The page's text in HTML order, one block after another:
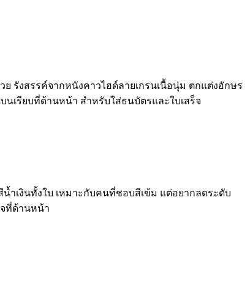
รังสรรค์จากหนังคาวไฮด์ลายเกรนเนื้อนุ่ม ตกแต่งอักษร
เรียบที่ด้านหน้า สำหรับใส่ธนบัตรและใบเสร็จ
ำเงินทั้งใบ เหมาะกับคนที่ชอบสีเข้ม แต่อยากลดระดับ
ที่ด้านหน้า